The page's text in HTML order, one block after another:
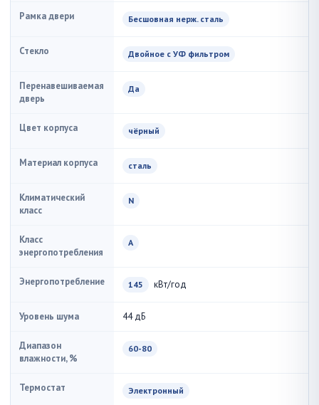
Рамка двери Бесшовная нерж. сталь
Стекло Двойное с УФ фильтром
Перенавешиваемая
дверь
Да
Цвет корпуса чёрный
Материал корпуса сталь
Климатический
класс
N
Класс
энергопотребления
A
Энергопотребление 145 кВт/год
Уровень шума 44 дБ
Диапазон
влажности, %
60-80
Термостат Электронный